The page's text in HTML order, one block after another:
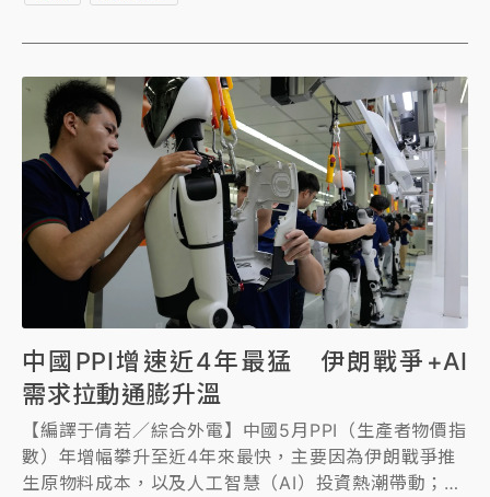
中國PPI增速近4年最猛 伊朗戰爭+AI
需求拉動通膨升溫
【編譯于倩若／綜合外電】中國5月PPI（生產者物價指
數）年增幅攀升至近4年來最快，主要因為伊朗戰爭推
生原物料成本，以及人工智慧（AI）投資熱潮帶動；與